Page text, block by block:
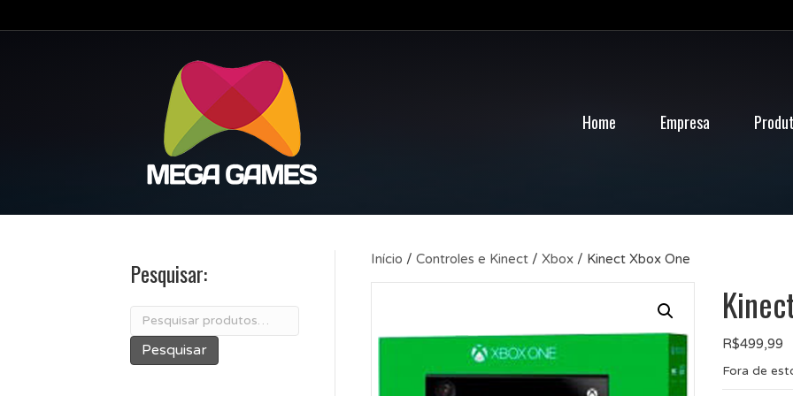
Home Empresa
Início / Controles e Kinect / Xbox / Kinect Xbox One
R$499,99
Fora de
Pesquisar:
Pesquisar
por:
Pesquisar